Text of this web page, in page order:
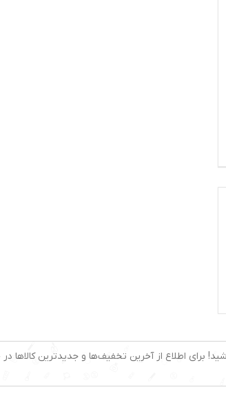
برای اطلاع از آخرین تخفیف‌ها و جدیدترین کالاها